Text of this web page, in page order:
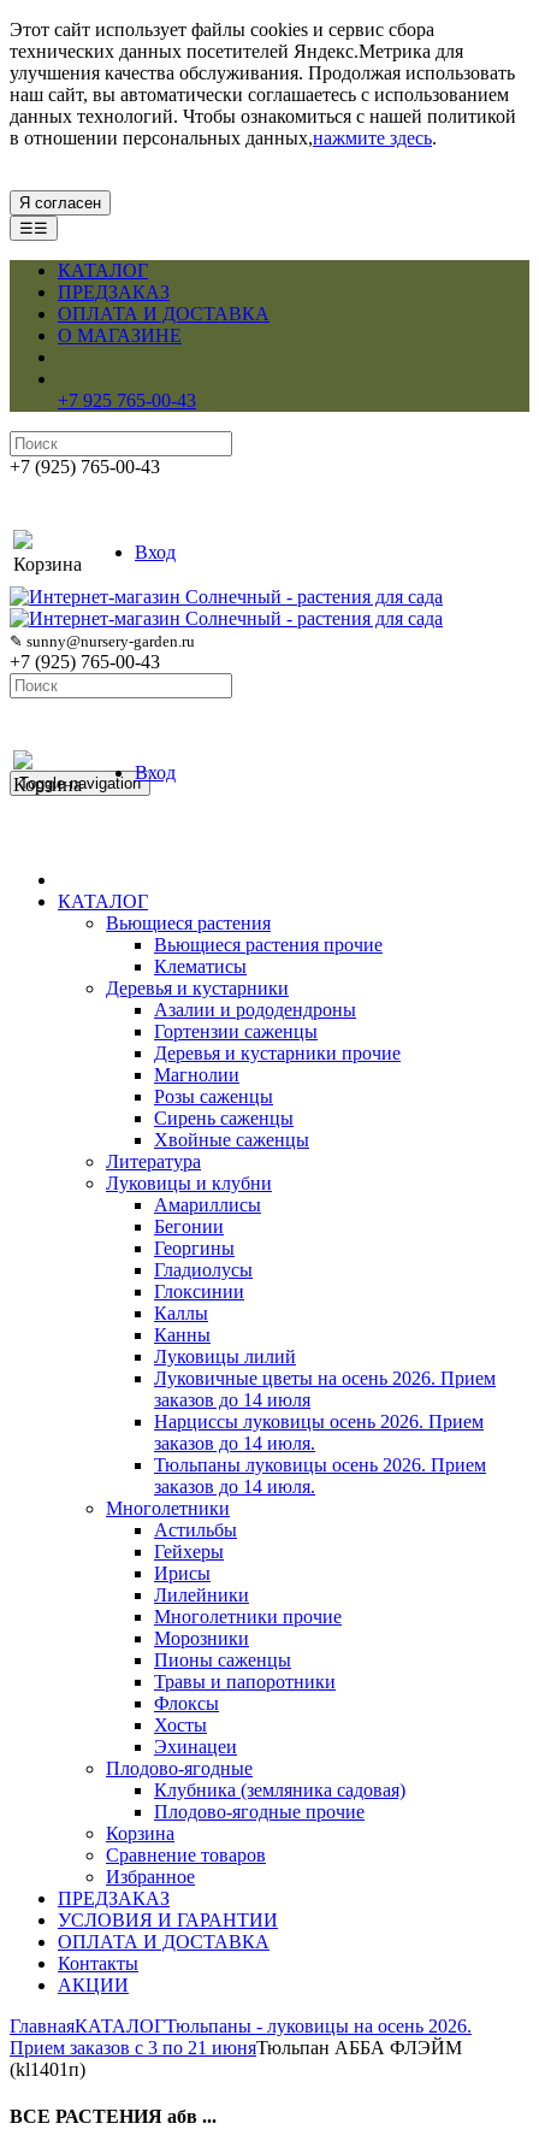
Этот сайт использует файлы cookies и сервис сбора
технических данных посетителей Яндекс.Метрика для
улучшения качества обслуживания. Продолжая использовать
наш сайт, вы автоматически соглашаетесь с использованием
данных технологий. Чтобы ознакомиться с нашей политикой
в отношении персональных данных,нажмите здесь.
Я согласен
☰☰
КАТАЛОГ
ПРЕДЗАКАЗ
ОПЛАТА И ДОСТАВКА
О МАГАЗИНЕ
+7 925 765-00-43
+7 (925) 765-00-43
Корзина
Вход
✎ sunny@nursery-garden.ru
+7 (925) 765-00-43
Корзина
Вход
Toggle navigation
КАТАЛОГ
Вьющиеся растения
Вьющиеся растения прочие
Клематисы
Деревья и кустарники
Азалии и рододендроны
Гортензии саженцы
Деревья и кустарники прочие
Магнолии
Розы саженцы
Сирень саженцы
Хвойные саженцы
Литература
Луковицы и клубни
Амариллисы
Бегонии
Георгины
Гладиолусы
Глоксинии
Каллы
Канны
Луковицы лилий
Луковичные цветы на осень 2026. Прием
заказов до 14 июля
Нарциссы луковицы осень 2026. Прием
заказов до 14 июля.
Тюльпаны луковицы осень 2026. Прием
заказов до 14 июля.
Многолетники
Астильбы
Гейхеры
Ирисы
Лилейники
Многолетники прочие
Морозники
Пионы саженцы
Травы и папоротники
Флоксы
Хосты
Эхинацеи
Плодово-ягодные
Клубника (земляника садовая)
Плодово-ягодные прочие
Корзина
Сравнение товаров
Избранное
ПРЕДЗАКАЗ
УСЛОВИЯ И ГАРАНТИИ
ОПЛАТА И ДОСТАВКА
Контакты
АКЦИИ
ГлавнаяКАТАЛОГТюльпаны - луковицы на осень 2026.
Прием заказов с 3 по 21 июняТюльпан АББА ФЛЭЙМ
(kl1401п)
ВСЕ РАСТЕНИЯ абв ...